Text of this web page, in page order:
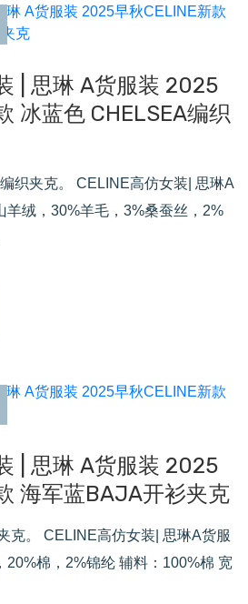
| 思琳 A货服装 2025
冰蓝色 CHELSEA编织
织夹克。 CELINE高仿女装| 思琳A
羊绒，30%羊毛，3%桑蚕丝，2%
| 思琳 A货服装 2025
海军蓝BAJA开衫夹克
克。 CELINE高仿女装| 思琳A货服
20%棉，2%锦纶 辅料：100%棉 宽